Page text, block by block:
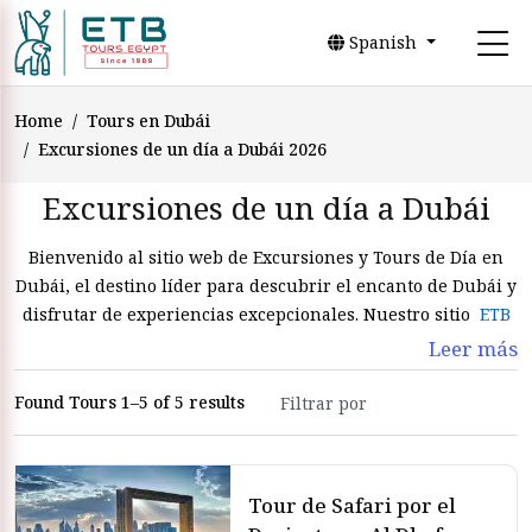
Spanish
Home
Tours en Dubái
Excursiones de un día a Dubái 2026
Excursiones de un día a Dubái
Bienvenido al sitio web de Excursiones y Tours de Día en
Dubái, el destino líder para descubrir el encanto de Dubái y
disfrutar de experiencias excepcionales. Nuestro sitio ETB
te permite explorar la belleza de esta increíble
ciudad a través de una gran variedad de excursiones
diarias.
navegación, los visitantes pueden encontrar fácilmente los
tours que se adapten a sus expectativas y preferencias.
Leer más
Found Tours 1–5 of 5 results
Tour de Safari por el